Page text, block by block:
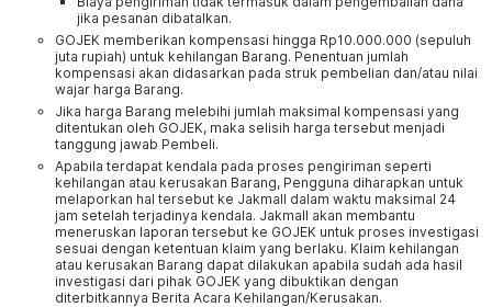
jika pesanan dibatalkan.
GOJEK memberikan kompensasi hingga Rp10.000.000 (sepuluh
juta rupiah) untuk kehilangan Barang. Penentuan jumlah
kompensasi akan didasarkan pada struk pembelian dan/atau nilai
wajar harga Barang.
Jika harga Barang melebihi jumlah maksimal kompensasi yang
ditentukan oleh GOJEK, maka selisih harga tersebut menjadi
tanggung jawab Pembeli.
Apabila terdapat kendala pada proses pengiriman seperti
kehilangan atau kerusakan Barang, Pengguna diharapkan untuk
melaporkan hal tersebut ke Jakmall dalam waktu maksimal 24
jam setelah terjadinya kendala. Jakmall akan membantu
meneruskan laporan tersebut ke GOJEK untuk proses investigasi
sesuai dengan ketentuan klaim yang berlaku. Klaim kehilangan
atau kerusakan Barang dapat dilakukan apabila sudah ada hasil
investigasi dari pihak GOJEK yang dibuktikan dengan
diterbitkannya Berita Acara Kehilangan/Kerusakan.